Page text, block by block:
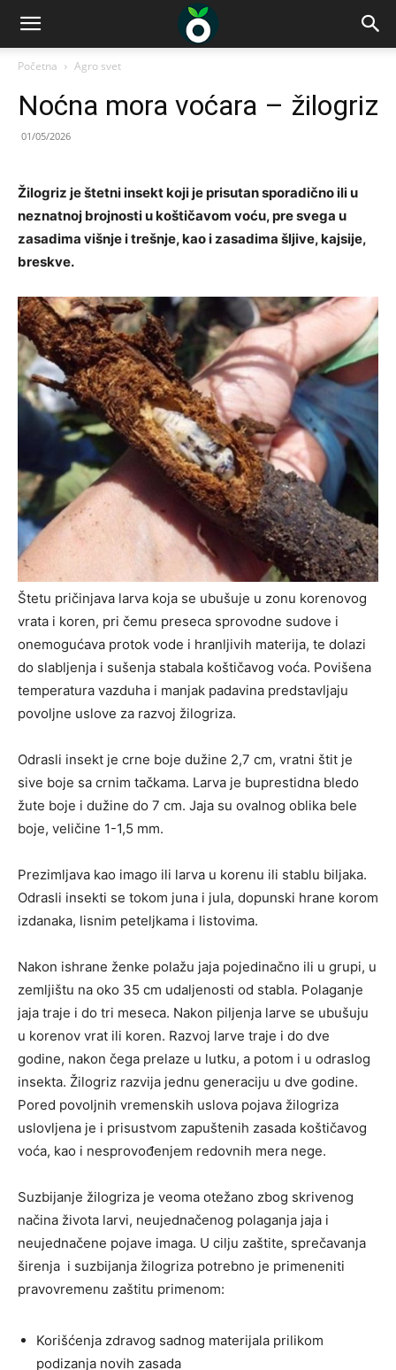
Početna Agro svet
Noćna mora voćara – žilogriz
01/05/2026
Žilogriz je štetni insekt koji je prisutan sporadično ili u
neznatnoj brojnosti u koštičavom voću, pre svega u
zasadima višnje i trešnje, kao i zasadima šljive, kajsije,
breskve.
Štetu pričinjava larva koja se ubušuje u zonu korenovog
vrata i koren, pri čemu preseca sprovodne sudove i
onemogućava protok vode i hranljivih materija, te dolazi
do slabljenja i sušenja stabala koštičavog voća. Povišena
temperatura vazduha i manjak padavina predstavljaju
povoljne uslove za razvoj žilogriza.
Odrasli insekt je crne boje dužine 2,7 cm, vratni štit je
sive boje sa crnim tačkama. Larva je buprestidna bledo
žute boje i dužine do 7 cm. Jaja su ovalnog oblika bele
boje, veličine 1-1,5 mm.
Prezimljava kao imago ili larva u korenu ili stablu biljaka.
Odrasli insekti se tokom juna i jula, dopunski hrane korom
izdanaka, lisnim peteljkama i listovima.
Nakon ishrane ženke polažu jaja pojedinačno ili u grupi, u
zemljištu na oko 35 cm udaljenosti od stabla. Polaganje
jaja traje i do tri meseca. Nakon piljenja larve se ubušuju
u korenov vrat ili koren. Razvoj larve traje i do dve
godine, nakon čega prelaze u lutku, a potom i u odraslog
insekta. Žilogriz razvija jednu generaciju u dve godine.
Pored povoljnih vremenskih uslova pojava žilogriza
uslovljena je i prisustvom zapuštenih zasada koštičavog
voća, kao i nesprovođenjem redovnih mera nege.
Suzbijanje žilogriza je veoma otežano zbog skrivenog
načina života larvi, neujednačenog polaganja jaja i
neujednačene pojave imaga. U cilju zaštite, sprečavanja
širenja i suzbijanja žilogriza potrebno je primeneniti
pravovremenu zaštitu primenom:
Korišćenja zdravog sadnog materijala prilikom
podizanja novih zasada